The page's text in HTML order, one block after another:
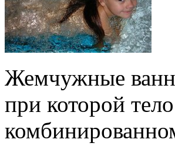
Жемчужные
при которой